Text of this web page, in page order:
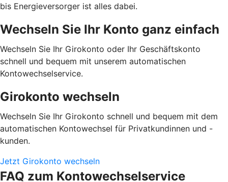
bis Energieversorger ist alles dabei.
Wechseln Sie Ihr Konto ganz einfach
Wechseln Sie Ihr Girokonto oder Ihr Geschäftskonto
schnell und bequem mit unserem automatischen
Kontowechselservice.
Girokonto wechseln
Wechseln Sie Ihr Girokonto schnell und bequem mit dem
automatischen Kontowechsel für Privatkundinnen und -
kunden.
Jetzt Girokonto wechseln
FAQ zum Kontowechselservice